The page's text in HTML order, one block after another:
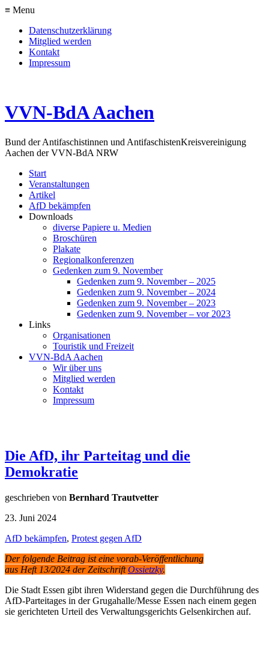
≡ Menu
Datenschutzerklärung
Mitglied werden
Kontakt
Impressum
VVN-BdA Aachen
Bund der Antifaschistinnen und AntifaschistenKreisvereinigung
Aachen der VVN-BdA NRW
Start
Veranstaltungen
Artikel
AfD bekämpfen
Downloads
diverse Papiere u. Medien
Broschüren
Plakate
Regionalkonferenzen
Gedenken zum 9. November
Gedenken zum 9. November – 2025
Gedenken zum 9. November – 2024
Gedenken zum 9. November – 2023
Gedenken zum 9. November – vor 2023
Links
Organisationen
Touristik und Freizeit
VVN-BdA Aachen
Wir über uns
Mitglied werden
Kontakt
Impressum
Die AfD, ihr Parteitag und die
Demokratie
geschrieben von Bernhard Trautvetter
23. Juni 2024
AfD bekämpfen, Protest gegen AfD
Der folgende Beitrag ist eine vorab-Veröffentlichung
aus Heft 13/2024 der ZeitschriftOssietzky.
Die Stadt Essen gibt ihren Widerstand gegen die Durchführung des
AfD-Parteitages in der Grugahalle/Messe Essen nach einem gegen
sie gerichteten Urteil des Verwaltungsgerichts Gelsenkirchen auf.